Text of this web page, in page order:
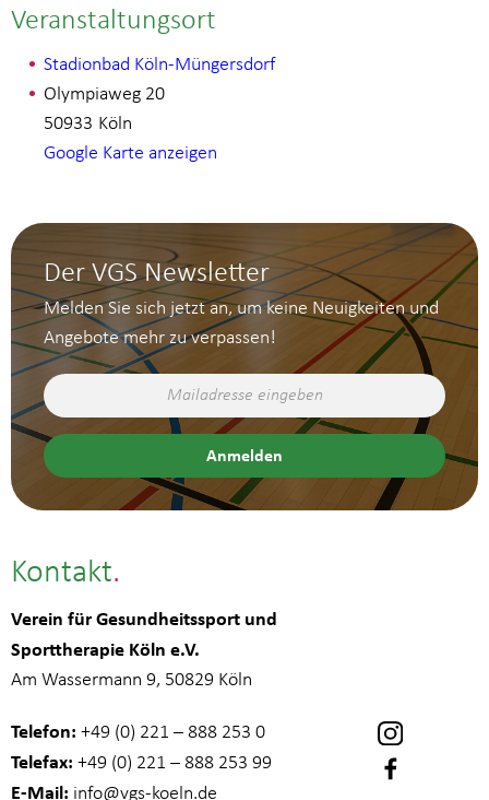
Veranstaltungsort
Stadionbad Köln-Müngersdorf
Olympiaweg 20
Köln
50933
Google Karte anzeigen
Der VGS Newsletter
Melden Sie sich jetzt an, um keine Neuigkeiten und
Angebote mehr zu verpassen!
Kontakt
Verein für Gesundheitssport und
Sporttherapie Köln e.V.
Am Wassermann 9, 50829 Köln
Telefon: +49 (0) 221 – 888 253 0
Telefax: +49 (0) 221 – 888 253 99
E-Mail: info@vgs-koeln.de